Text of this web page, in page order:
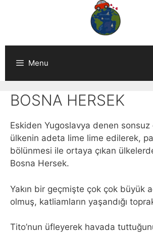
Menu
BOSNA HERSEK
Eskiden Yugoslavya denen
ülkenin adeta lime lime edilerek,
bölünmesi ile ortaya çıkan
Bosna Hersek.
Yakın bir geçmişte çok çok büyük
olmuş, katliamların yaşandığı
Tito’nun üfleyerek havada